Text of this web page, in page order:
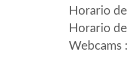
Horario
Horario
Webcams :